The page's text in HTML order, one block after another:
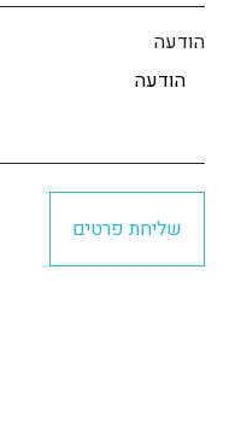
הודעה
שליחת פרטים